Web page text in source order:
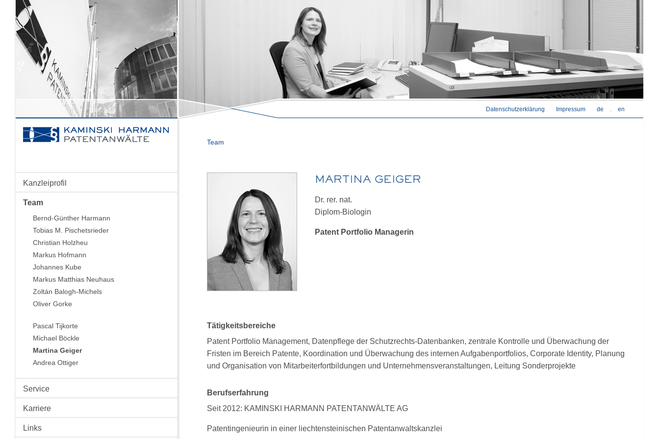
Datenschutzerklärung Impressum de en
Kanzleiprofil
Team
Bernd-Günther Harmann
Tobias M. Pischetsrieder
Christian Holzheu
Markus Hofmann
Johannes Kube
Markus Matthias Neuhaus
Zoltán Balogh-Michels
Oliver Gorke
Pascal Tijkorte
Michael Böckle
Martina Geiger
Andrea Ottiger
Service
Karriere
Links
Team
MARTINA GEIGER
Dr. rer. nat.
Diplom-Biologin
Patent Portfolio Managerin
Tätigkeitsbereiche
Patent Portfolio Management, Datenpflege der Schutzrechts-Datenbanken, zentrale Kontrolle und Überwachung der
Fristen im Bereich Patente, Koordination und Überwachung des internen Aufgabenportfolios, Corporate Identity, Planung
und Organisation von Mitarbeiterfortbildungen und Unternehmensveranstaltungen, Leitung Sonderprojekte
Berufserfahrung
Seit 2012: KAMINSKI HARMANN PATENTANWÄLTE AG
Patentingenieurin in einer liechtensteinischen Patentanwaltskanzlei